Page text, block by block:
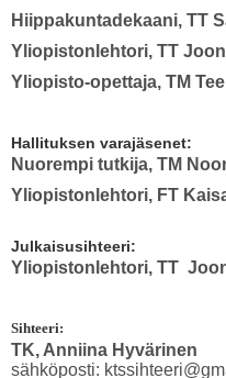
Hiippakuntadekaani, TT
Yliopistonlehtori, TT
Yliopisto-opettaja, TM
Hallituksen varajäsenet:
Nuorempi tutkija, TM
Yliopistonlehtori, FT
Julkaisusihteeri:
Yliopistonlehtori, TT
Sihteeri:
TK, Anniina Hyvärinen
sähköposti: